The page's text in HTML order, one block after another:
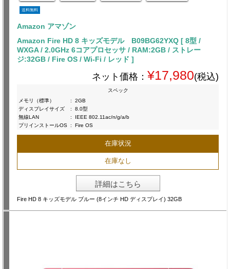
送料無料
Amazon アマゾン
Amazon Fire HD 8 キッズモデル B09BG62YXQ [ 8型 /
WXGA / 2.0GHz 6コアプロセッサ / RAM:2GB / ストレー
ジ:32GB / Fire OS / Wi-Fi / レッド ]
ネット価格： ¥17,980(税込)
スペック
メモリ（標準）
:
2GB
ディスプレイサイズ
:
8.0型
無線LAN
:
IEEE 802.11ac/n/g/a/b
プリインストールOS : Fire OS
在庫状況
在庫なし
詳細はこちら
Fire HD 8 キッズモデル ブルー (8インチ HD ディスプレイ) 32GB